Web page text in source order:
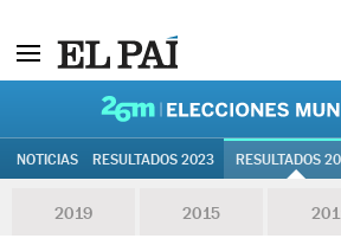
NOTICIAS RESULTADOS 2023 RESULTADOS
2019 2015